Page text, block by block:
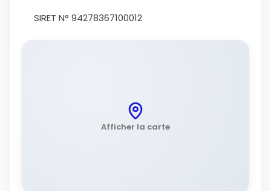
SIRET N° 94278367100012
Afficher la carte